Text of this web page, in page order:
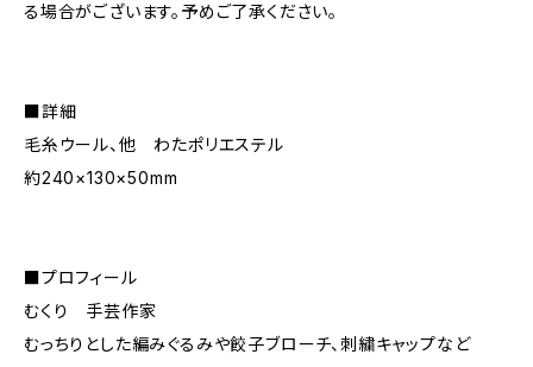
る場合がございます。予めご了承ください。
■詳細
毛糸ウール、他 わたポリエステル
約240×130×50mm
■プロフィール
むくり 手芸作家
むっちりとした編みぐるみや餃子ブローチ、刺繍キャップなど